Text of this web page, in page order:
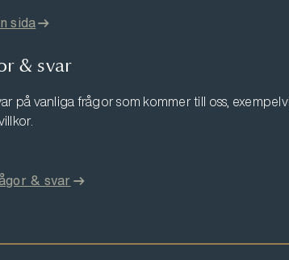
sida
& svar
på vanliga frågor som kommer till oss,
& svar